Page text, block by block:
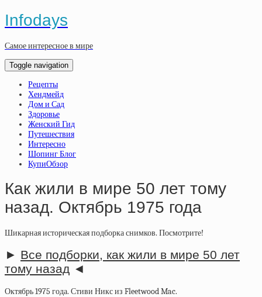
Infodays
Самое интересное в мире
Toggle navigation
Рецепты
Хендмейд
Дом и Сад
Здоровье
Женский Гид
Путешествия
Интересно
Шопинг Блог
КупиОбзор
Как жили в мире 50 лет тому
назад. Октябрь 1975 года
Шикарная историческая подборка снимков. Посмотрите!
► Все подборки, как жили в мире 50 лет
тому назад ◄
Октябрь 1975 года. Стиви Никс из Fleetwood Mac.